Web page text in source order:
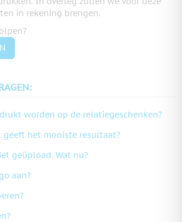
in rekening brengen.
worden op de relatiegeschenken?
geeft het mooiste resultaat?
geüpload. Wat nu?
aan?